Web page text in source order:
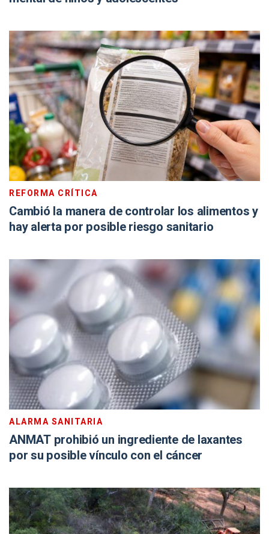
REFORMA CRÍTICA
Cambió la manera de controlar los alimentos y
hay alerta por posible riesgo sanitario
ALARMA SANITARIA
ANMAT prohibió un ingrediente de laxantes
por su posible vínculo con el cáncer